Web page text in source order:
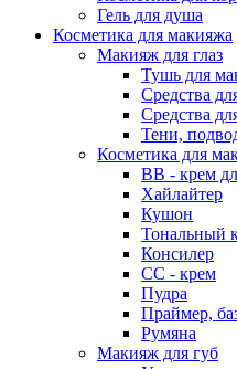
Гель для душа
Косметика для макияжа
Макияж для глаз
Тушь для
Средства
Средства
Тени,
Косметика для
ВВ - крем
Хайлайтер
Кушон
Тональный
Консилер
СС - крем
Пудра
Праймер,
Румяна
Макияж для губ